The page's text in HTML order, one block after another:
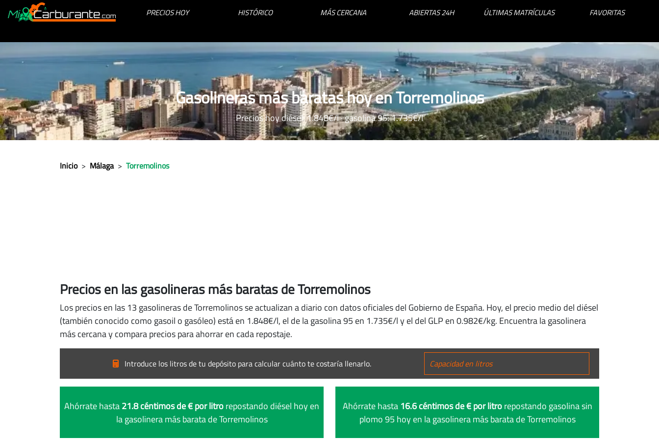
PRECIOS HOY HISTÓRICO MÁS CERCANA ABIERTAS 24H ÚLTIMAS MATRÍCULAS FAVORITAS
Gasolineras más baratas hoy en Torremolinos
Precios hoy diésel: 1.848€/l · gasolina 95: 1.735€/l
Inicio > Málaga > Torremolinos
Precios en las gasolineras más baratas de Torremolinos
Los precios en las 13 gasolineras de Torremolinos se actualizan a diario con datos oficiales del Gobierno de España. Hoy, el precio medio del diésel
(también conocido como gasoil o gasóleo) está en 1.848€/l, el de la gasolina 95 en 1.735€/l y el del GLP en 0.982€/kg. Encuentra la gasolinera
más cercana y compara precios para ahorrar en cada repostaje.
Introduce los litros de tu depósito para calcular cuánto te costaría llenarlo.
Ahórrate hasta21.8 céntimos de € por litrorepostando diésel hoy en
la gasolinera más barata de Torremolinos
Ahórrate hasta 16.6 céntimos de € por litrorepostando gasolina sin
plomo 95 hoy en la gasolinera más barata de Torremolinos